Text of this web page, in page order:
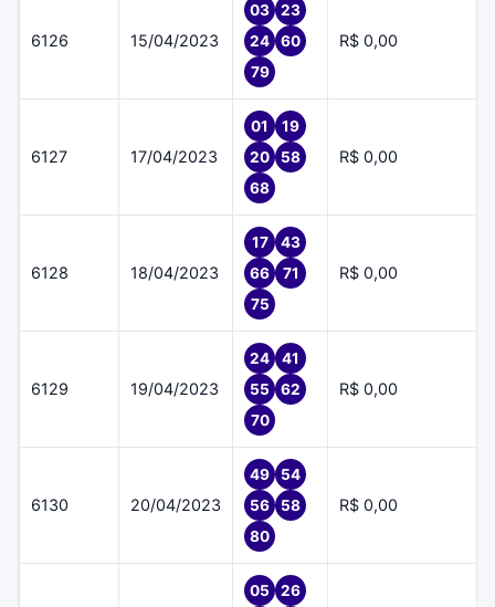
6126 15/04/2023
03
23
24
60
79
R$ 0,00
6127 17/04/2023
01
19
20
58
68
R$ 0,00
6128 18/04/2023
17
43
66
71
75
R$ 0,00
6129 19/04/2023
24
41
55
62
70
R$ 0,00
6130 20/04/2023
49
54
56
58
80
R$ 0,00
05 26